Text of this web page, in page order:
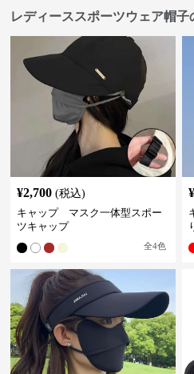
レディーススポーツウェア帽子
¥2,700 (税込)
キャップ マスク一体型スポー
ツキャップ
全4色
¥